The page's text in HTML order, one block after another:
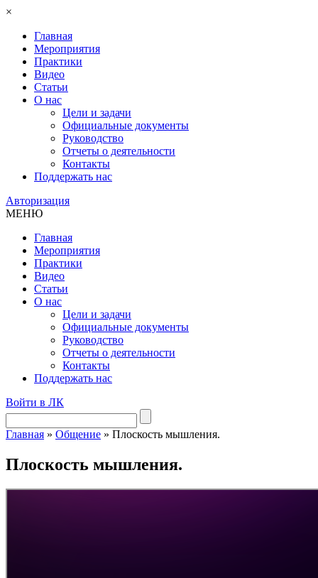
×
Главная
Мероприятия
Практики
Видео
Статьи
О нас
Цели и задачи
Официальные документы
Руководство
Отчеты о деятельности
Контакты
Поддержать нас
Авторизация
МЕНЮ
Главная
Мероприятия
Практики
Видео
Статьи
О нас
Цели и задачи
Официальные документы
Руководство
Отчеты о деятельности
Контакты
Поддержать нас
Войти в ЛК
Главная » Общение » Плоскость мышления.
Плоскость мышления.